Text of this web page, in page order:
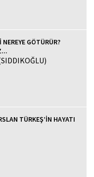
NEREYE GÖTÜRÜR?
TÜRKEŞ’İN HAYATI